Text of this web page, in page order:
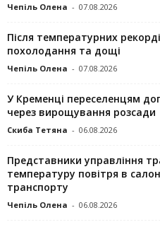
Чепіль Олена - 07.08.2026
Після температурних
похолодання та дощі
Чепіль Олена - 07.08.2026
У Кременці переселенцям
через вирощування розсади
Скиба Тетяна - 06.08.2026
Представники управління
температуру повітря в
транспорту
Чепіль Олена - 06.08.2026